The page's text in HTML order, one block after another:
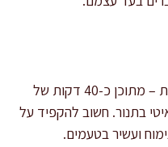
זמן ההכנה הכולל הוא כ-3 וחצי שעות – מתוכן כ-40 דקות של
בתנור. חשוב להקפיד על
ועשיר בטעמים.